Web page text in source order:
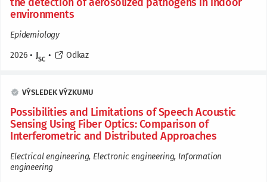
environments
Epidemiology
2026 • JSC • Odkaz
VÝSLEDEK VÝZKUMU
Possibilities and Limitations of Speech Acoustic
Sensing Using Fiber Optics: Comparison of
Interferometric and Distributed Approaches
Electrical engineering, Electronic engineering, Information
engineering